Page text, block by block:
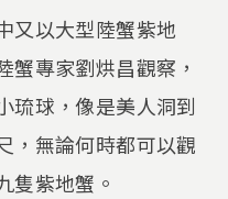
又以大型陸蟹紫地
蟹專家劉烘昌觀察，
琉球，像是美人洞到
，無論何時都可以觀
隻紫地蟹。